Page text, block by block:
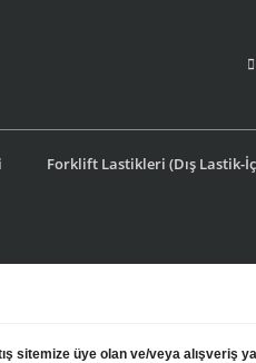
Forklift Lastikleri (Dış Lastik-
sitemize üye olan ve/veya alışveriş